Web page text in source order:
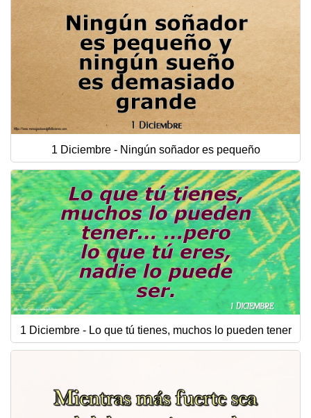
1 Diciembre - Ningún soñador es pequeño
1 Diciembre - Lo que tú tienes, muchos lo pueden tener